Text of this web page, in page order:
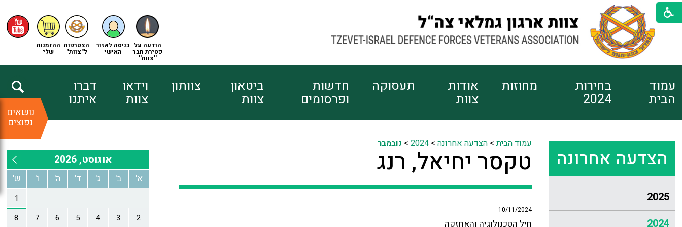
ההזמנות
שלי
הצטרפות
ל"צוות"
כניסה לאזור
האישי
הודעה על
פטירת חבר
''צוות''
עמוד
הבית
בחירות
2024
מחוזות אודות
צוות
תעסוקה חדשות
ופרסומים
ביטאון
צוות
צוותון וידאו
צוות
דברו
איתנו
נושאים
נפוצים
הצדעה אחרונה
2025
2024
עמוד הבית>הצדעה אחרונה >
2024
> נובמבר
טקסר יחיאל, רנג
10/11/2024
חיל הטכנולוגיה והאחזקה